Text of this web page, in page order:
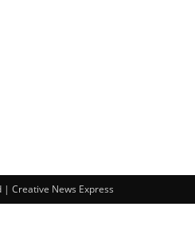
| Creative News Express